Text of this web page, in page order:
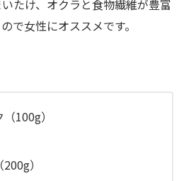
たけ、オクラと食物繊維が豊富
で女性にオススメです。
100g）
）